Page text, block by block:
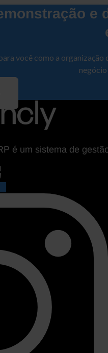
e
você como a
é um sistema de